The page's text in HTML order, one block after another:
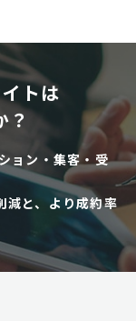
トは
？
ョン・集客・受
減と、より成約率